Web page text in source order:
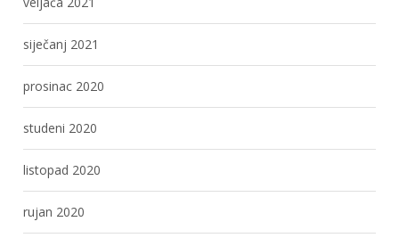
siječanj 2021
prosinac 2020
studeni 2020
listopad 2020
rujan 2020